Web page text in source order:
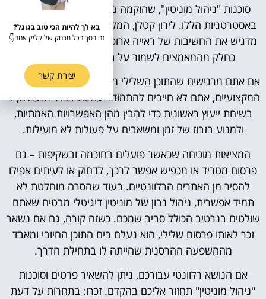
סוכנות "ניהול מוניטין", שהוקמה ב-2015, מתמקדת בדיוק
מדגיש את החשיבות של ראייה ארוכת טווח ובניית אמון ציבורי
כחלק מהמאמצים לשמור על תדמית נקייה ברשת.
אם אתם מרגישים שהתוכן השלילי מעיב על חייכם הפרטיים או
המקצועיים, אתם לא חייבים להתמודד עם זה לבד. לפעמים, די
בשיחת ייעוץ ראשונית כדי להבין מהן האפשרויות האמתיות,
ולמנוע בזבוז של זמן ומשאבים על פעולות לא מועילות.
המציאות מוכיחה שכאשר פועלים בחוכמה ובשקיפות – גם
פרסום מטריד או מכפיש אפשר לרכך, לדחוק או לעיתים אפילו
להסיר מן האתרים הרלוונטיים. בעוד שהסרה מוחלטת לא
תמיד אפשרית, ניהול נבון של מוניטין דיגיטלי מבטיח שאתם
שולטים בנרטיב הכולל סביב שמכם. כשזה קורה, גם אם נשאר
זכר לאותו פרסום שלילי, הוא נעלם בים התוכן החיובי ומאבד
מההשפעה ההרסנית שהייתה לו בתחילת הדרך.
אם הנושא רלוונטי עבורכם, ניתן להשאיר פרטים וסוכנות
"ניהול מוניטין" תחזור אליכם בהקדם. זכרו: בתחרות על דעת
בא לך להיות הכי טוב בגוגל?
זה בסך הכל מרחק של קליק אחד👇
יצירת קשר